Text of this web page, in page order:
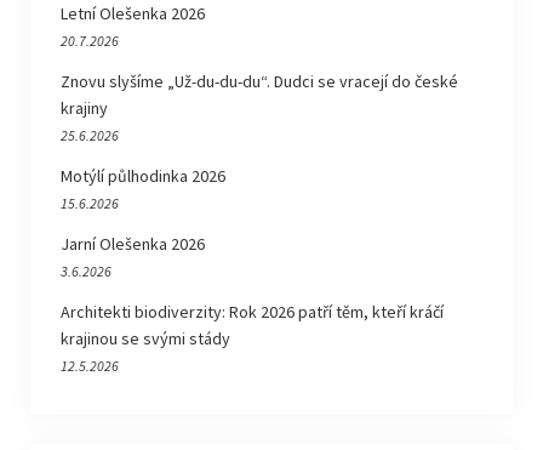
Letní Olešenka 2026
20.7.2026
Znovu slyšíme „Už-du-du-du“. Dudci se vracejí do české
krajiny
25.6.2026
Motýlí půlhodinka 2026
15.6.2026
Jarní Olešenka 2026
3.6.2026
Architekti biodiverzity: Rok 2026 patří těm, kteří kráčí
krajinou se svými stády
12.5.2026